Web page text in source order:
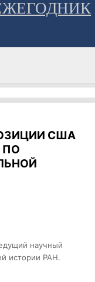
США
ПО
научный
истории РАН.